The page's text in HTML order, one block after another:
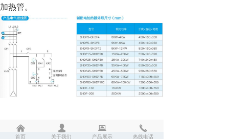
加热管。
낀
首页
넙
关于我们
뀵
产品展示
끅
热线电话